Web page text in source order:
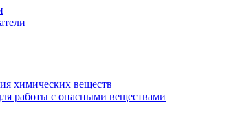
химических веществ
работы с опасными веществами